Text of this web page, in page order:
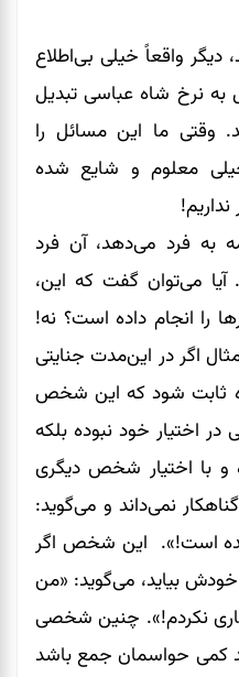
دیگر واقعاً خیلی بی‌اطلاع
نرخ شاه عباسی تبدیل
وقتی ما این مسائل را
معلوم و شایع شده
به فرد می‌دهد، آن فرد
می‌توان گفت که این،
انجام داده است؟ نه!
اگر در این‌مدت جنایتی
ثابت شود که این شخص
در اختیار خود نبوده بلکه
و با اختیار شخص دیگری
نمی‌داند و می‌گوید:
است!». این شخص اگر
خودش بیاید، می‌گوید: «من
نکردم!». چنین شخصی
کمی حواسمان جمع باشد